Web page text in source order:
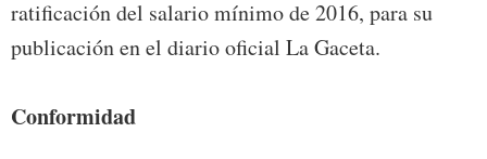
ratificación del salario mínimo de 2016, para su
publicación en el diario oficial La Gaceta.
Conformidad